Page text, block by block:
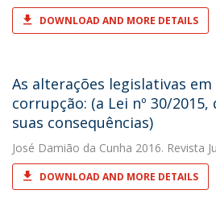
DOWNLOAD AND MORE DETAILS
As alterações legislativas
corrupção: (a Lei nº 30/2015,
suas consequências)
José Damião da Cunha 2016. Revista
DOWNLOAD AND MORE DETAILS